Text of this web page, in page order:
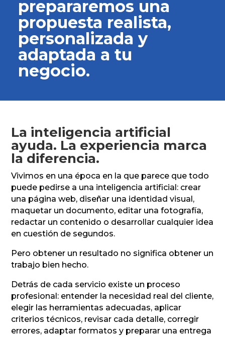
prepararemos una
propuesta realista,
personalizada y
adaptada a tu
negocio.
La inteligencia artificial
ayuda. La experiencia marca
la diferencia.
Vivimos en una época en la que parece que todo
puede pedirse a una inteligencia artificial: crear
una página web, diseñar una identidad visual,
maquetar un documento, editar una fotografía,
redactar un contenido o desarrollar cualquier idea
en cuestión de segundos.
Pero obtener un resultado no significa obtener un
trabajo bien hecho.
Detrás de cada servicio existe un proceso
profesional: entender la necesidad real del cliente,
elegir las herramientas adecuadas, aplicar
criterios técnicos, revisar cada detalle, corregir
errores, adaptar formatos y preparar una entrega